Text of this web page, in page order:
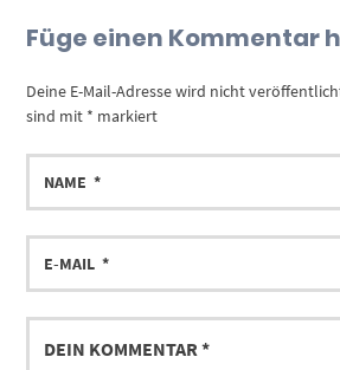
Füge einen Kommentar
Deine E-Mail-Adresse wird nicht
sind mit * markiert
NAME
E-
MAIL
DEIN
KOMMENTAR